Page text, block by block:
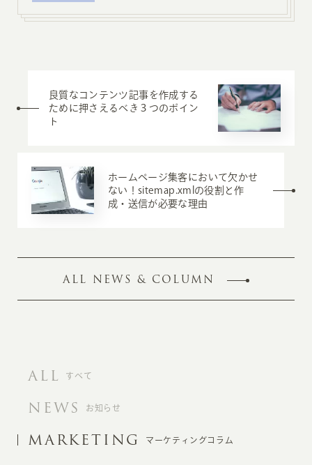
良質なコンテンツ記事を作成する
ために押さえるべき３つのポイン
ト
ホームページ集客において欠かせ
ない！sitemap.xmlの役割と作
成・送信が必要な理由
ALL NEWS & COLUMN
ALL すべて
NEWS お知らせ
MARKETING マーケティングコラム